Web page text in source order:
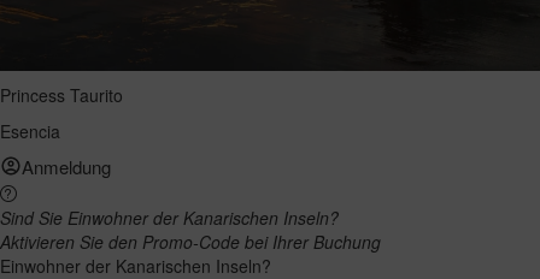
Princess Taurito
Esencia
Anmeldung
Sind Sie Einwohner der Kanarischen Inseln?
Aktivieren Sie den Promo-Code bei Ihrer Buchung
Einwohner der Kanarischen Inseln?